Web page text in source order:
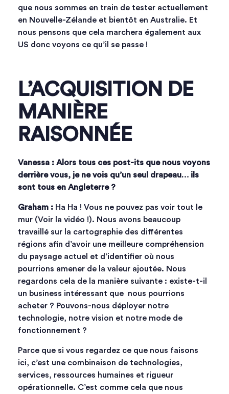
que nous sommes en train de tester actuellement
en Nouvelle-Zélande et bientôt en Australie. Et
nous pensons que cela marchera également aux
US donc voyons ce qu’il se passe !
L’ACQUISITION DE
MANIÈRE
RAISONNÉE
Vanessa : Alors tous ces post-its que nous voyons
derrière vous, je ne vois qu’un seul drapeau… ils
sont tous en Angleterre ?
Graham : Ha Ha ! Vous ne pouvez pas voir tout le
mur (Voir la vidéo !). Nous avons beaucoup
travaillé sur la cartographie des différentes
régions afin d’avoir une meilleure compréhension
du paysage actuel et d’identifier où nous
pourrions amener de la valeur ajoutée. Nous
regardons cela de la manière suivante : existe-t-il
un business intéressant que nous pourrions
acheter ? Pouvons-nous déployer notre
technologie, notre vision et notre mode de
fonctionnement ?
Parce que si vous regardez ce que nous faisons
ici, c’est une combinaison de technologies,
services, ressources humaines et rigueur
opérationnelle. C’est comme cela que nous